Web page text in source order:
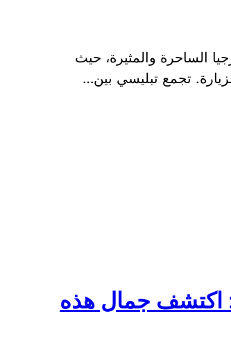
الساحرة والمثيرة، حيث
تجمع تبليسي بين…
اكتشف جمال هذه